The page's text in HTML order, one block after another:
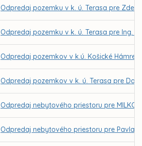
Odpredaj pozemku v k. ú. Terasa pre
Odpredaj pozemku v k. ú. Terasa pre Ing.
Odpredaj pozemkov v k.ú. Košické Hámre
Odpredaj pozemkov v k. ú. Terasa pre
Odpredaj nebytového priestoru pre
Odpredaj nebytového priestoru pre Pavla